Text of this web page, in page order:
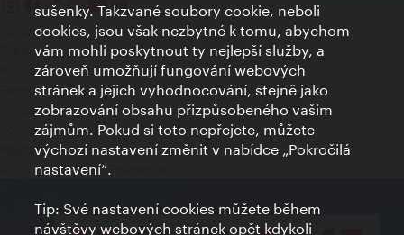
Kontakty
Credits
Prohlášení o ochraně osobních údajů
Terms of Use
Přístupnost
Kontakt pro tisk
Nastavení cookies
© Copyright Wien Tourismus
sušenky. Takzvané soubory cookie, neboli
cookies, jsou však nezbytné k tomu, abychom
vám mohli poskytnout ty nejlepší služby, a
zároveň umožňují fungování webových
stránek a jejich vyhodnocování, stejně jako
zobrazování obsahu přizpůsobeného vašim
zájmům. Pokud si toto nepřejete, můžete
výchozí nastavení změnit v nabídce „Pokročilá
nastavení“.
Tip: Své nastavení cookies můžete během
návštěvy webových stránek opět kdykoli